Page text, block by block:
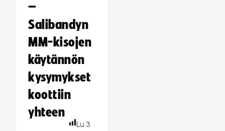
–
Salibandyn
MM-kisojen
käytännön
kysymykset
koottiin
yhteen
Lu 3